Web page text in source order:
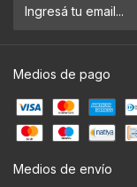
Medios de pago
Medios de envío